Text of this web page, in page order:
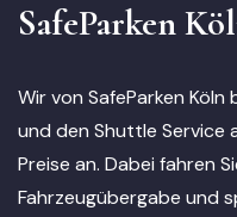
SafeParken
Wir von SafeParken
und den Shuttle Service
Preise an. Dabei fahren
Fahrzeugübergabe und